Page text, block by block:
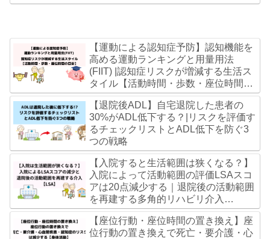
【運動による認知症予防】認知機能を
高める運動ランキングと用量用法
(FIIT) |認知症リスクが増減する生活ス
タイル【活動時間・歩数・座位時間の
目安】
【退院後ADL】自宅退院した患者の
30%がADL低下する？|リスクを評価す
るチェックリストとADL低下を防ぐ3
つの戦略
【入院すると生活範囲は狭くなる？】
入院によって活動範囲の評価LSAスコ
アは20点減少する｜退院後の活動範囲
を再建する多角的リハビリ介入
【LSA】
【座位行動・座位時間の置き換え】座
位行動の置き換えで死亡・要介護・心